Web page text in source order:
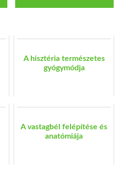
A hisztéria természetes
gyógymódja
A vastagbél felépítése és
anatómiája